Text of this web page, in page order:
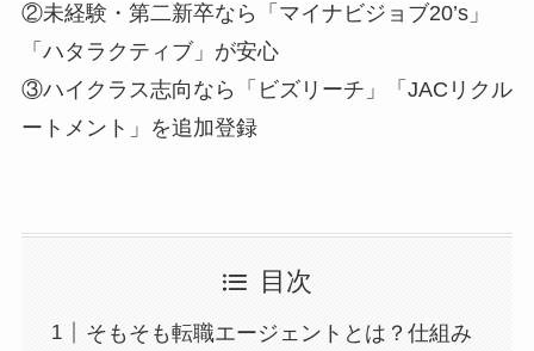
②未経験・第二新卒なら「マイナビジョブ20’s」
「ハタラクティブ」が安心
③ハイクラス志向なら「ビズリーチ」「JACリクル
ートメント」を追加登録
目次
そもそも転職エージェントとは？仕組み